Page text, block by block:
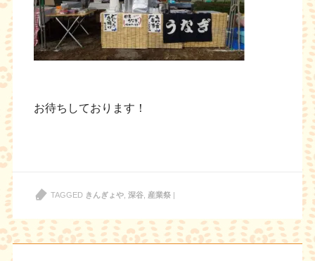
お待ちしております！
TAGGED きんぎょや, 深谷, 産業祭 |